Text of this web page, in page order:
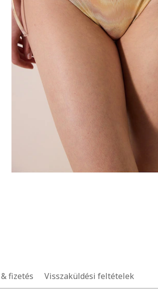
fizetés Visszaküldési feltételek